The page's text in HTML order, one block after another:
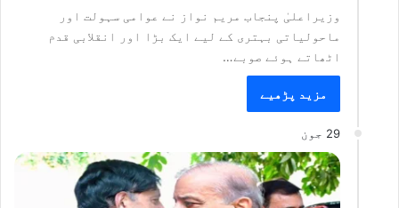
وزیراعلیٰ پنجاب مریم نواز نے عوامی سہولت اور
ماحولیاتی بہتری کے لیے ایک بڑا اور انقلابی قدم
اٹھاتے ہوئے صوبے…
مزید پڑھیے
29 جون